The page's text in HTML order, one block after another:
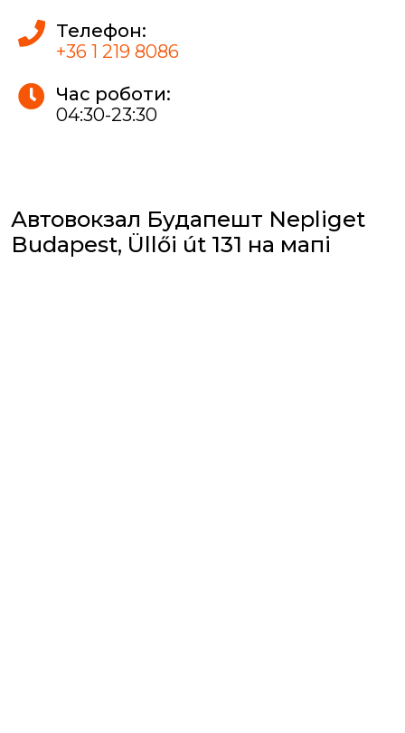
Телефон:
+36 1 219 8086
Час роботи:
04:30-23:30
Автовокзал Будапешт Nepliget
Budapest, Üllői út 131 на мапі